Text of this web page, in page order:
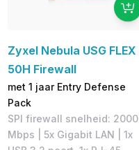
Zyxel Nebula USG FLEX
50H Firewall
met 1 jaar Entry Defense
Pack
SPI firewall snelheid: 2000
Mbps | 5x Gigabit LAN | 1x